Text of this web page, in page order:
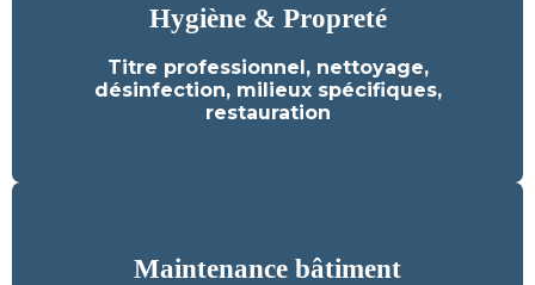
Hygiène & Propreté
Titre professionnel, nettoyage,
désinfection, milieux spécifiques,
restauration
Hygiène & Propreté
Découvrez nos formations
Maintenance bâtiment
Maintenance bâtiment